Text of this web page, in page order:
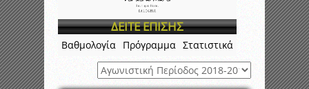
ΔΕΙΤΕ ΕΠΙΣΗΣ
Βαθμολογία Πρόγραμμα Στατιστικά